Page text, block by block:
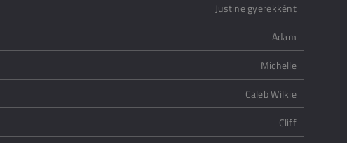
Justine gyerekként
Adam
Michelle
Caleb Wilkie
Cliff